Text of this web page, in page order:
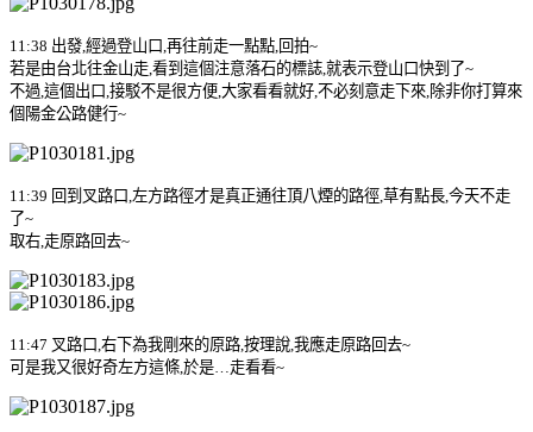
11:38 出發 經過登山口 再往前走一點點 回拍~
若是由台北往金山走 看到這個注意落石的標誌,就表示登山口快到了~
不過 這個出口 接駁不是很方便 大家看看就好 不必刻意走下來 除非你打算來
個陽金公路健行~
11:39 回到叉路口 左方路徑才是真正通往頂八煙的路徑 草有點長 今天不走
了~
取右 走原路回去~
11:47 叉路口 右下為我剛來的原路 按理說 我應走原路回去~
可是我又很好奇左方這條 於是 走看看~